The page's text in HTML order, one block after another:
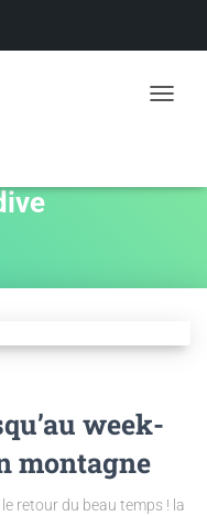
week-
montagne
retour du beau temps ! la